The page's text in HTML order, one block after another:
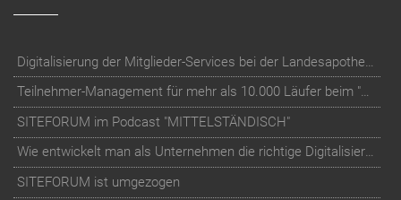
Digitalisierung der Mitglieder-Services bei der Landesapothekerkammer Baden-Württemberg
Teilnehmer-Management für mehr als 10.000 Läufer beim "RUN Thüringer Unternehmenslauf"
SITEFORUM im Podcast "MITTELSTÄNDISCH"
Wie entwickelt man als Unternehmen die richtige Digitalisierungs-Strategie?
SITEFORUM ist umgezogen